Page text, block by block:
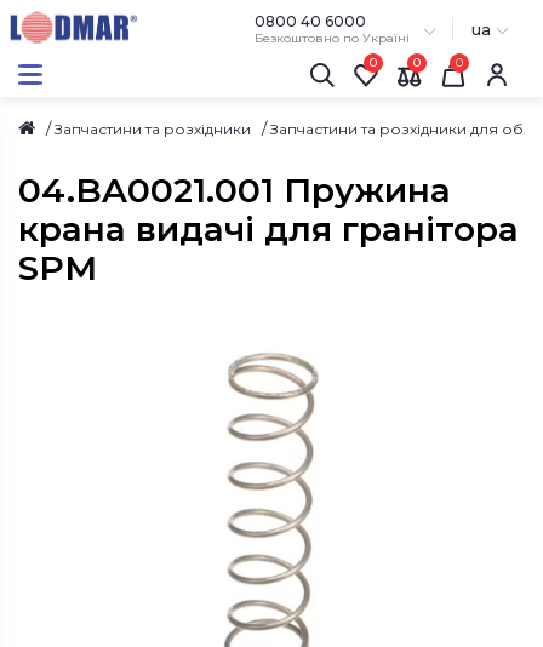
0800 40 6000
Безкоштовно по Україні ua
0 0
Запчастини та розхідники Запчастини та розхідники для
04.BA0021.001 Пружина
крана видачі для гранітора
SPM